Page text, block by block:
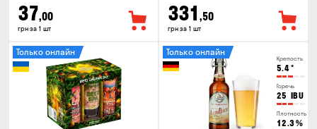
37,00
грн за 1 шт
331 ,50
грн за 1 шт
Только онлайн
Крепость
5.4°
Горечь
25 IBU
Плотность
12.3%
Только онлайн